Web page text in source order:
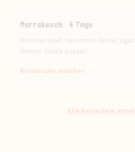
Marrakesch · 4 Tage
Privates Riad, Hammam-Ritual,
Dinner. Totale Auszeit.
Reiseroute ansehen →
Alle Reiseziele